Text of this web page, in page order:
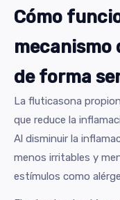
Cómo
mecanismo
de forma
La fluticasona
que reduce la
Al disminuir la
menos irritables y
estímulos como